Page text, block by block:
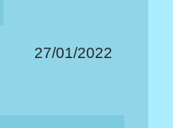
27/01/2022